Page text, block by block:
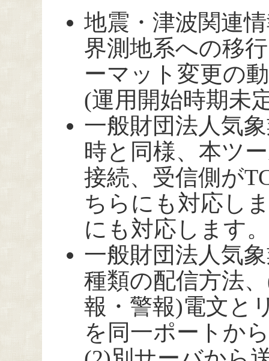
地震・津波関連
界測地系への移
ーマット変更の
(運用開始時期未
一般財団法人気
時と同様、本ツ
接続、受信側が
ちらにも対応し
にも対応します。
一般財団法人気
種類の配信方法
報・警報)電文と
を同一ポートか